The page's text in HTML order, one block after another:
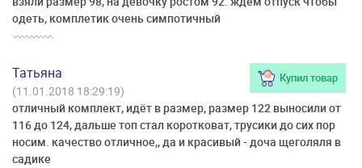
одеть, комплетик очень симпотичный
Татьяна Купил товар
(11.01.2018 18:29:19)
отличный комплект, идёт в размер, размер 122 выносили от
116 до 124, дальше топ стал коротковат, трусики до сих пор
носим. качество отличное,, да и красивый - доча щеголяля в
садике